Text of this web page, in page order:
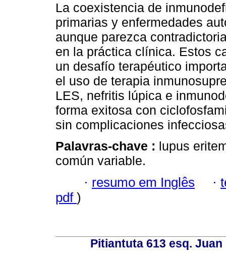
La coexistencia de
primarias y enfermedades
aunque parezca
en la práctica clínica. Estos
un desafío terapéutico
el uso de terapia
LES, nefritis lúpica e
forma exitosa con
sin complicaciones
Palavras-chave : lupus
común variable.
· resumo em Inglês ·
pdf )
Pitiantuta 613 esq.